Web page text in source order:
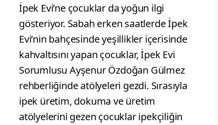
İpek Evi’ne çocuklar da yoğun ilgi
gösteriyor. Sabah erken saatlerde İpek
Evi’nin bahçesinde yeşillikler içerisinde
kahvaltısını yapan çocuklar, İpek Evi
Sorumlusu Ayşenur Özdoğan Gülmez
rehberliğinde atölyeleri gezdi. Sırasıyla
ipek üretim, dokuma ve üretim
atölyelerini gezen çocuklar ipekçiliğin